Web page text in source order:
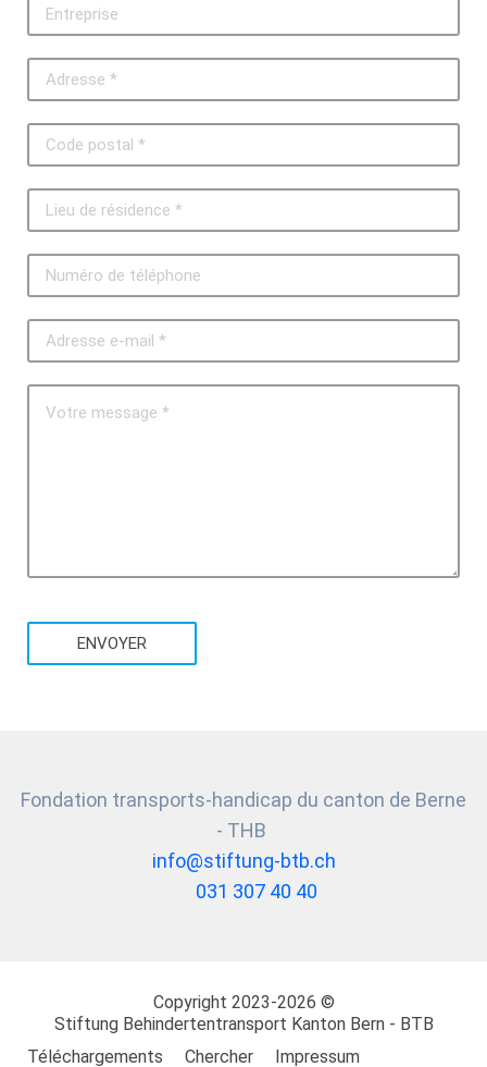
ENVOYER
Fondation transports-handicap du canton de Berne
- THB
info@stiftung-btb.ch
031 307 40 40
Copyright 2023-2026 ©
Stiftung Behindertentransport Kanton Bern - BTB
Téléchargements
Chercher Impressum